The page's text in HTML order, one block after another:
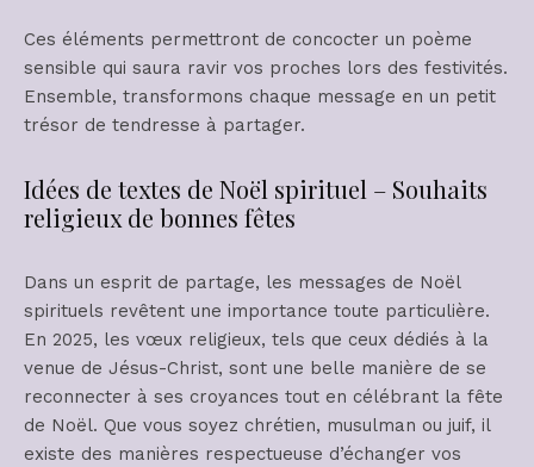
Ces éléments permettront de concocter un poème
sensible qui saura ravir vos proches lors des festivités.
Ensemble, transformons chaque message en un petit
trésor de tendresse à partager.
Idées de textes de Noël spirituel – Souhaits
religieux de bonnes fêtes
Dans un esprit de partage, les messages de Noël
spirituels revêtent une importance toute particulière.
En 2025, les vœux religieux, tels que ceux dédiés à la
venue de Jésus-Christ, sont une belle manière de se
reconnecter à ses croyances tout en célébrant la fête
de Noël. Que vous soyez chrétien, musulman ou juif, il
existe des manières respectueuse d’échanger vos